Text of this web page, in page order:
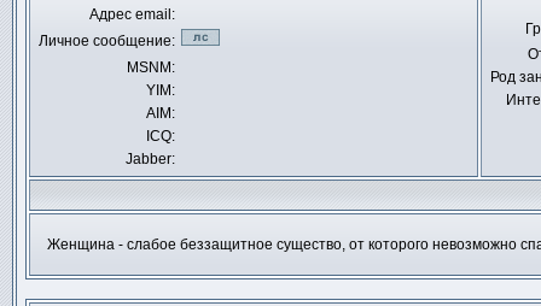
Адрес email:
Личное сообщение:
MSNM:
YIM:
AIM:
ICQ:
Jabber:
Род
Женщина - слабое беззащитное существо, от которого невозможно